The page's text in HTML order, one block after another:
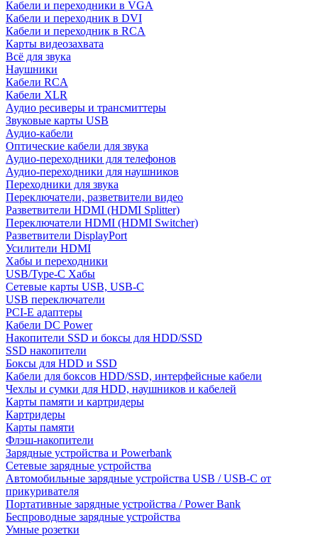
Кабели и переходники в VGA
Кабели и переходник в DVI
Кабели и переходник в RCA
Карты видеозахвата
Всё для звука
Наушники
Кабели RCA
Кабели XLR
Аудио ресиверы и трансмиттеры
Звуковые карты USB
Аудио-кабели
Оптические кабели для звука
Аудио-переходники для телефонов
Аудио-переходники для наушников
Переходники для звука
Переключатели, разветвители видео
Разветвители HDMI (HDMI Splitter)
Переключатели HDMI (HDMI Switcher)
Разветвители DisplayPort
Усилители HDMI
Хабы и переходники
USB/Type-C Хабы
Сетевые карты USB, USB-C
USB переключатели
PCI-E адаптеры
Кабели DC Power
Накопители SSD и боксы для HDD/SSD
SSD накопители
Боксы для HDD и SSD
Кабели для боксов HDD/SSD, интерфейсные кабели
Чехлы и сумки для HDD, наушников и кабелей
Карты памяти и картридеры
Картридеры
Карты памяти
Флэш-накопители
Зарядные устройства и Powerbank
Сетевые зарядные устройства
Автомобильные зарядные устройства USB / USB-C от
прикуривателя
Портативные зарядные устройства / Power Bank
Беспроводные зарядные устройства
Умные розетки